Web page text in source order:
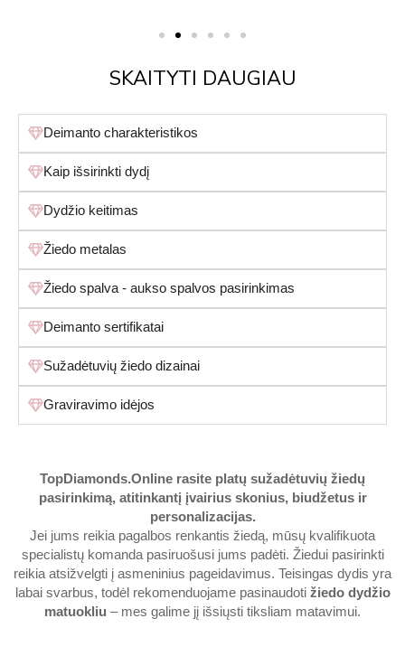
SKAITYTI DAUGIAU
Deimanto charakteristikos
Kaip išsirinkti dydį
Dydžio keitimas
Žiedo metalas
Žiedo spalva - aukso spalvos pasirinkimas
Deimanto sertifikatai
Sužadėtuvių žiedo dizainai
Graviravimo idėjos
TopDiamonds.Online rasite platų sužadėtuvių žiedų
pasirinkimą, atitinkantį įvairius skonius, biudžetus ir
personalizacijas.
Jei jums reikia pagalbos renkantis žiedą, mūsų kvalifikuota
specialistų komanda pasiruošusi jums padėti. Žiedui pasirinkti
reikia atsižvelgti į asmeninius pageidavimus. Teisingas dydis yra
labai svarbus, todėl rekomenduojame pasinaudoti žiedo dydžio
matuokliu – mes galime jį išsiųsti tiksliam matavimui.